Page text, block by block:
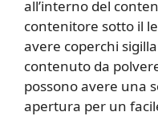
all’interno del
contenitore sotto il
avere coperchi
contenuto da
possono avere una
apertura per un